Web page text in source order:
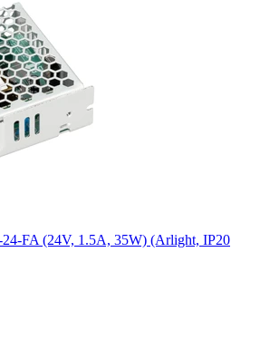
FA (24V, 1.5A, 35W) (Arlight, IP20